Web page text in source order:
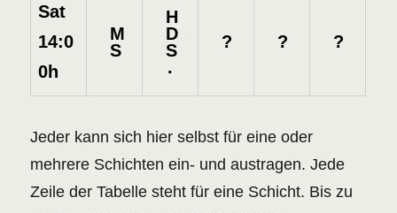
Sat
14:0
0h
M
S
H
D
S
.
? ? ?
Jeder kann sich hier selbst für eine oder
mehrere Schichten ein- und austragen. Jede
Zeile der Tabelle steht für eine Schicht. Bis zu